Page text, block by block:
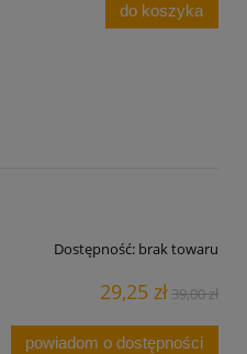
do koszyka
Dostępność: brak towaru
29,25 zł39,00 zł
powiadom o dostępności